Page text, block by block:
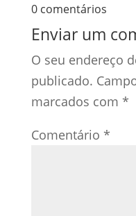
0 comentários
Enviar um
O seu endereço
publicado.
marcados com *
Comentário *